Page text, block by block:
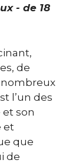
- de 18
de
nombreux
l’un des
son
et
que
de